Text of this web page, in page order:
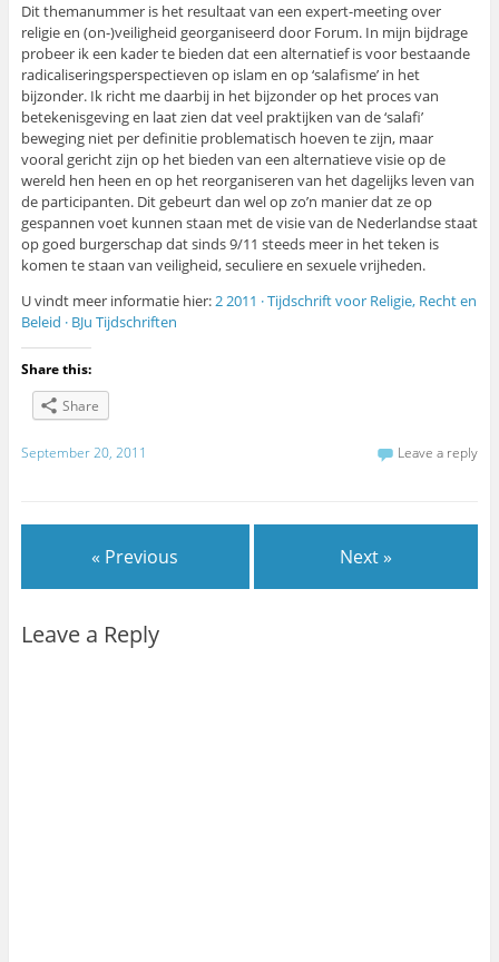
Dit themanummer is het resultaat van een expert-meeting over
religie en (on-)veiligheid georganiseerd door Forum. In mijn bijdrage
probeer ik een kader te bieden dat een alternatief is voor bestaande
radicaliseringsperspectieven op islam en op ‘salafisme’ in het
bijzonder. Ik richt me daarbij in het bijzonder op het proces van
betekenisgeving en laat zien dat veel praktijken van de ‘salafi’
beweging niet per definitie problematisch hoeven te zijn, maar
vooral gericht zijn op het bieden van een alternatieve visie op de
wereld hen heen en op het reorganiseren van het dagelijks leven van
de participanten. Dit gebeurt dan wel op zo’n manier dat ze op
gespannen voet kunnen staan met de visie van de Nederlandse staat
op goed burgerschap dat sinds 9/11 steeds meer in het teken is
komen te staan van veiligheid, seculiere en sexuele vrijheden.
U vindt meer informatie hier:2 2011 · Tijdschrift voor Religie, Recht en
Beleid · BJu Tijdschriften
Share this:
Share
September 20, 2011 Leave a reply
« Previous Next »
Leave a Reply